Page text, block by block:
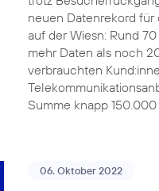
neuen Datenrekord für
auf der Wiesn: Rund
mehr Daten als noch
verbrauchten
Summe knapp
06. Oktober 2022